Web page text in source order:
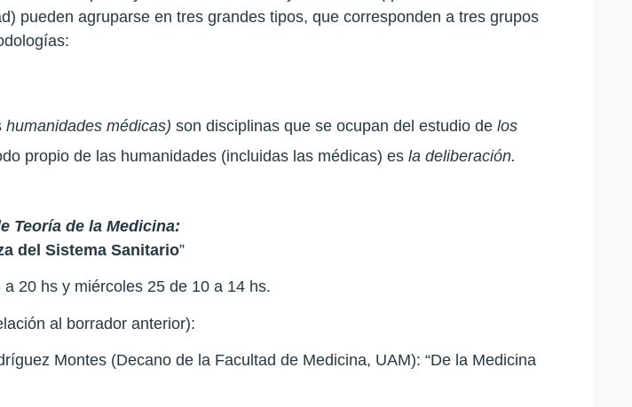
pueden agruparse en tres grandes tipos, que corresponden a tres grupos
humanidades médicas)son disciplinas que se ocupan del estudio delos
propio de las humanidades (incluidas las médicas) esla deliberación.
Teoría de la Medicina:
del Sistema Sanitario”
20 hs y miércoles 25 de 10 a 14 hs.
al borrador anterior):
Montes (Decano de la Facultad de Medicina, UAM): “De la Medicina